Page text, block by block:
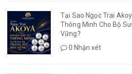
Tại Sao Ngọc Trai
Thông Minh Cho Bộ
Vững?
0 Nhận xét